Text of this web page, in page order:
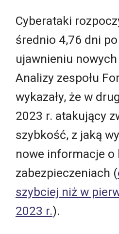
Cyberataki
średnio 4,76 dni
ujawnieniu
Analizy zespołu
wykazały, że w
2023 r. atakujący
szybkość, z jaką
nowe informacje o
zabezpieczeniach (
szybciej niż w
2023 r.).